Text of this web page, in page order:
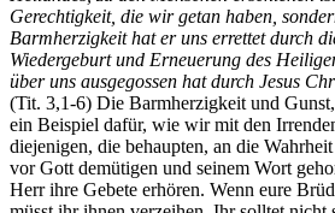
Gerechtigkeit, die wir getan haben,
Barmherzigkeit hat er uns errettet durch
Wiedergeburt und Erneuerung des
über uns ausgegossen hat durch Jesus
(Tit. 3,1-6) Die Barmherzigkeit und
ein Beispiel dafür, wie wir mit den
diejenigen, die behaupten, an die
vor Gott demütigen und seinem Wort
Herr ihre Gebete erhören. Wenn eure